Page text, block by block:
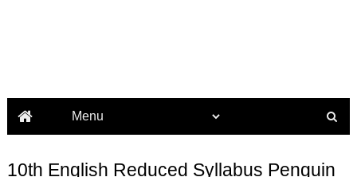
10th English Reduced Syllabus Penguin